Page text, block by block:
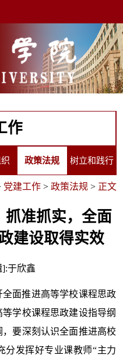
作
政策法规 树立和践行
正确政绩观
党建工作 > 政策法规 >正文
准抓实，全面
建设取得实效
]:于欣鑫
面推进高等学校课程思政
学校课程思政建设指导纲
要深刻认识全面推进高校
分发挥好专业课教师“主力